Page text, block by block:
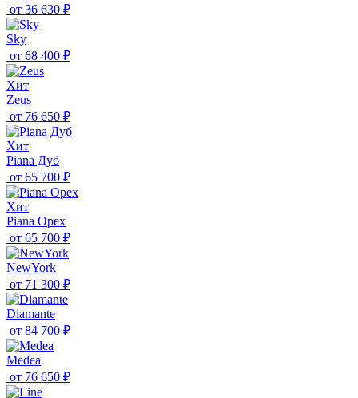
от 36 630 ₽
Sky
от 68 400 ₽
Хит
Zeus
от 76 650 ₽
Хит
Piana Дуб
от 65 700 ₽
Хит
Piana Орех
от 65 700 ₽
NewYork
от 71 300 ₽
Diamante
от 84 700 ₽
Medea
от 76 650 ₽